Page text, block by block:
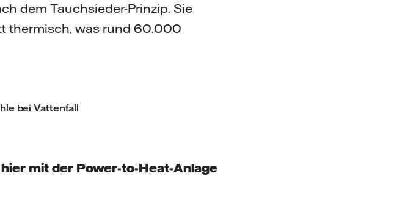
dem Tauchsieder-Prinzip. Sie
thermisch, was rund 60.000
bei Vattenfall
mit der Power-to-Heat-Anlage